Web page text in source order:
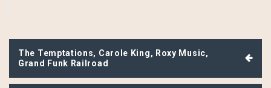
Navegación
de
entradas
The Temptations, Carole King, Roxy Music,
Grand Funk Railroad